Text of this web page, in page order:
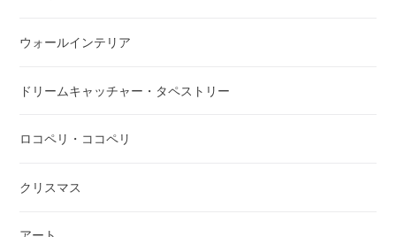
ウォールインテリア
ドリームキャッチャー・タペストリー
ロコペリ・ココペリ
クリスマス